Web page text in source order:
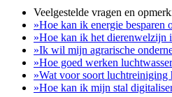
Veelgestelde vragen en
»Hoe kan ik energie besparen
»Hoe kan ik het dierenwelzijn
»Ik wil mijn agrarische
»Hoe goed werken
»Wat voor soort
»Hoe kan ik mijn stal